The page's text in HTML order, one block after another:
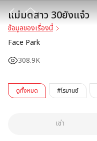
แม่มดสาว 30ยังแจ๋ว
ข้อมูลของเรื่องนี้
Face Park
308.9K
ดูทั้งหมด #โรมานซ์
เช่า